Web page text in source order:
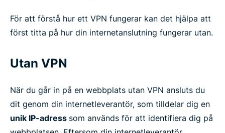
För att förstå hur ett VPN fungerar kan det hjälpa att
först titta på hur din internetanslutning fungerar utan.
Utan VPN
När du går in på en webbplats utan VPN ansluts du
dit genom din internetleverantör, som tilldelar dig en
unik IP-adress som används för att identifiera dig på